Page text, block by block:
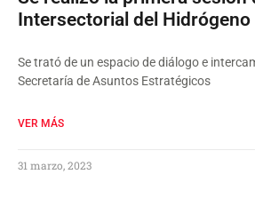
Intersectorial del
Se trató de un espacio de diálogo e
Secretaría de Asuntos Estratégicos
VER MÁS
31 marzo, 2023